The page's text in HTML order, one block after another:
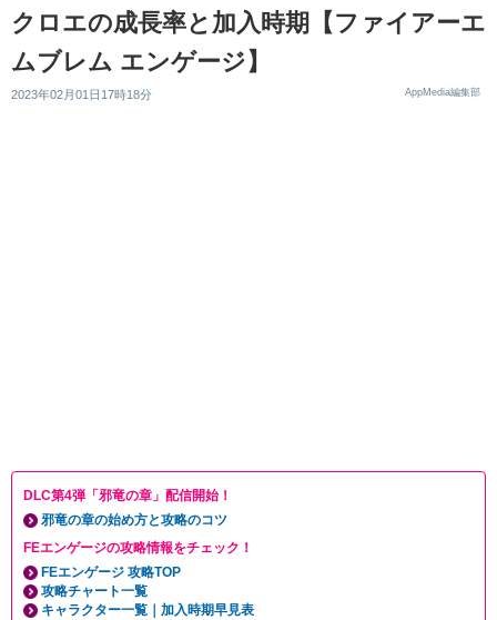
クロエの成長率と加入時期【ファイアーエ
ムブレム エンゲージ】
2023年02月01日17時18分 AppMedia編集部
DLC第4弾「邪竜の章」配信開始！
邪竜の章の始め方と攻略のコツ
FEエンゲージの攻略情報をチェック！
FEエンゲージ 攻略TOP
攻略チャート一覧
キャラクター一覧｜加入時期早見表